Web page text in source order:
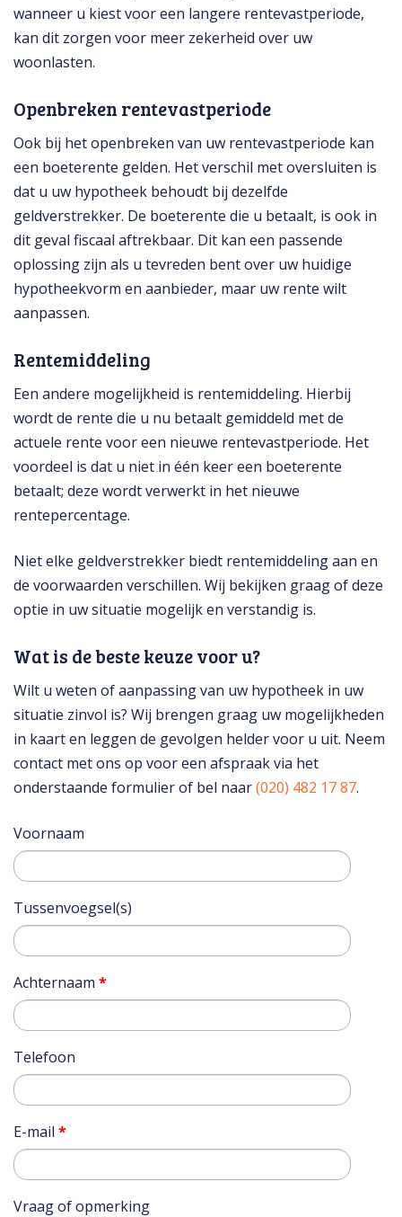
wanneer u kiest voor een langere rentevastperiode,
kan dit zorgen voor meer zekerheid over uw
woonlasten.
Openbreken rentevastperiode
Ook bij het openbreken van uw rentevastperiode kan
een boeterente gelden. Het verschil met oversluiten is
dat u uw hypotheek behoudt bij dezelfde
geldverstrekker. De boeterente die u betaalt, is ook in
dit geval fiscaal aftrekbaar. Dit kan een passende
oplossing zijn als u tevreden bent over uw huidige
hypotheekvorm en aanbieder, maar uw rente wilt
aanpassen.
Rentemiddeling
Een andere mogelijkheid is rentemiddeling. Hierbij
wordt de rente die u nu betaalt gemiddeld met de
actuele rente voor een nieuwe rentevastperiode. Het
voordeel is dat u niet in één keer een boeterente
betaalt; deze wordt verwerkt in het nieuwe
rentepercentage.
Niet elke geldverstrekker biedt rentemiddeling aan en
de voorwaarden verschillen. Wij bekijken graag of deze
optie in uw situatie mogelijk en verstandig is.
Wat is de beste keuze voor u?
Wilt u weten of aanpassing van uw hypotheek in uw
situatie zinvol is? Wij brengen graag uw mogelijkheden
in kaart en leggen de gevolgen helder voor u uit. Neem
contact met ons op voor een afspraak via het
onderstaande formulier of bel naar(020) 482 17 87.
Voornaam
Tussenvoegsel(s)
Achternaam *
Telefoon
E-mail *
Vraag of opmerking